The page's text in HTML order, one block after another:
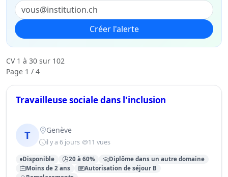
Créer l'alerte
CV 1 à 30 sur 102
Page 1 / 4
Travailleuse sociale dans l'inclusion
T Genève
il y a 6 jours 11 vues
Disponible 20 à 60%
Diplôme dans un autre domaine
Moins de 2 ans
Autorisation de séjour B